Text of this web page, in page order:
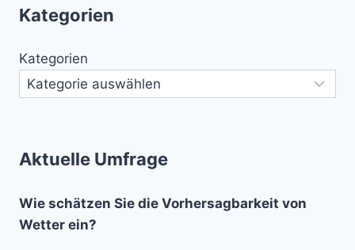
Kategorien
Kategorien
Aktuelle Umfrage
Wie schätzen Sie die Vorhersagbarkeit von
Wetter ein?